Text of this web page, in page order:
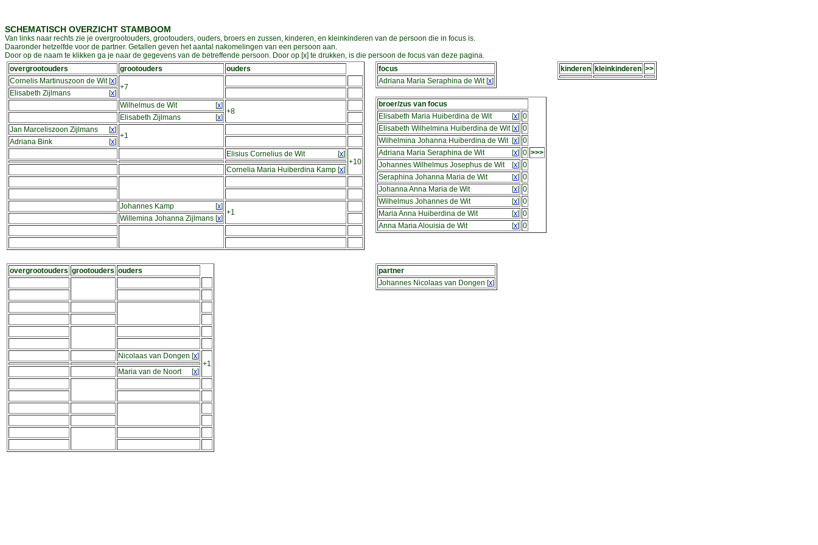
SCHEMATISCH OVERZICHT STAMBOOM
Van links naar rechts zie je overgrootouders, grootouders, ouders, broers en zussen, kinderen, en kleinkinderen van de persoon die in focus is.
Daaronder hetzelfde voor de partner. Getallen geven het aantal nakomelingen van een persoon aan.
Door op de naam te klikken ga je naar de gegevens van de betreffende persoon. Door op [x] te drukken, is die persoon de focus van deze pagina.
overgrootouders
grootouders
ouders
Cornelis Martinuszoon de Wit[x]
+7
Elisabeth Zijlmans [x]
Wilhelmus de Wit
[x]
+8
Elisabeth Zijlmans [x]
Jan Marceliszoon Zijlmans
[x]
+1
Adriana Bink [x]
Elisius Cornelius de Wit
[x]
+10
Cornelia Maria Huiberdina Kamp [x]
Johannes Kamp [x]
+1
Willemina Johanna Zijlmans [x]
focus
Adriana Maria Seraphina de Wit[x]
broer/zus van focus
Elisabeth Maria Huiberdina de Wit
[x] 0
Elisabeth Wilhelmina Huiberdina de Wit[x] 0
Wilhelmina Johanna Huiberdina de Wit [x] 0
Adriana Maria Seraphina de Wit
[x] 0 >>>
Johannes Wilhelmus Josephus de Wit
[x] 0
Seraphina Johanna Maria de Wit
[x] 0
Johanna Anna Maria de Wit
[x] 0
Wilhelmus Johannes de Wit
[x] 0
Maria Anna Huiberdina de Wit
[x] 0
Anna Maria Alouisia de Wit
[x] 0
kinderen kleinkinderen >>
overgrootouders grootouders ouders
Nicolaas van Dongen [x]
+1
Maria van de Noort
[x]
partner
Johannes Nicolaas van Dongen [x]